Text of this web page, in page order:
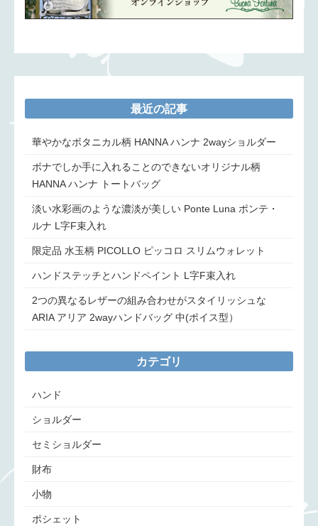
最近の記事
華やかなボタニカル柄 HANNA ハンナ 2wayショルダー
ボナでしか手に入れることのできないオリジナル柄
HANNA ハンナ トートバッグ
淡い水彩画のような濃淡が美しい Ponte Luna ポンテ・
ルナ L字F束入れ
限定品 水玉柄 PICOLLO ピッコロ スリムウォレット
ハンドステッチとハンドペイント L字F束入れ
2つの異なるレザーの組み合わせがスタイリッシュな
ARIA アリア 2wayハンドバッグ 中(ポイス型）
カテゴリ
ハンド
ショルダー
セミショルダー
財布
小物
ポシェット